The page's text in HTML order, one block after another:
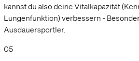
kannst du also deine Vitalkapazität
Lungenfunktion) verbessern -
Ausdauersportler.
05